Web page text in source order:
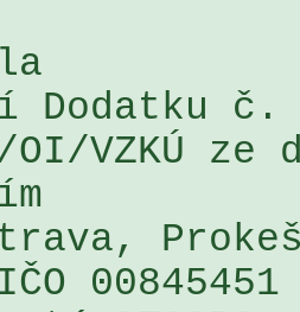
Dodatku
OI/VZKÚ ze